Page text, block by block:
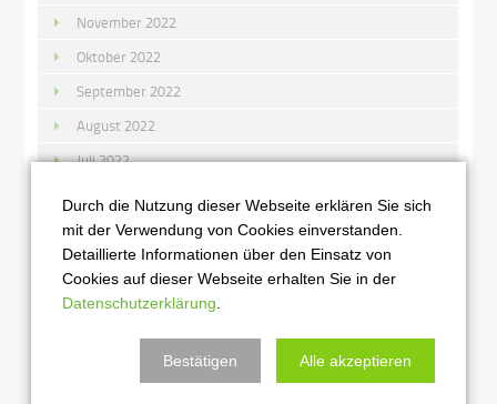
November 2022
Oktober 2022
September 2022
August 2022
Juli 2022
Mai 2022
April 2022
März 2022
Durch die Nutzung dieser Webseite erklären Sie sich
mit der Verwendung von Cookies einverstanden.
Detaillierte Informationen über den Einsatz von
Cookies auf dieser Webseite erhalten Sie in der
Datenschutzerklärung
Bestätigen Alle akzeptieren